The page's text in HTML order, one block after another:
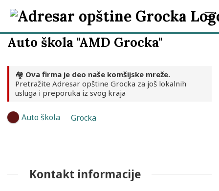
Auto škola "AMD Grocka"
🏘️ Ova firma je deo naše komšijske mreže.
Pretražite Adresar opštine Grocka za još lokalnih
usluga i preporuka iz svog kraja
Auto škola Grocka
Kontakt informacije